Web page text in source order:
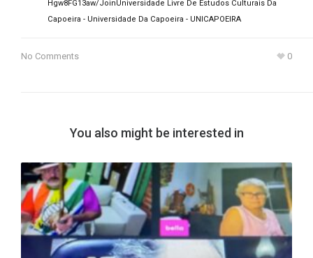
Hgw8FG13aw/joinUniversidade Livre De Estudos Culturais Da
Capoeira - Universidade Da Capoeira - UNICAPOEIRA
No Comments 0
You also might be interested in